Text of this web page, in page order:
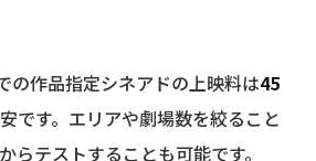
の作品指定シネアドの上映料は45
です。エリアや劇場数を絞ること
らテストすることも可能です。